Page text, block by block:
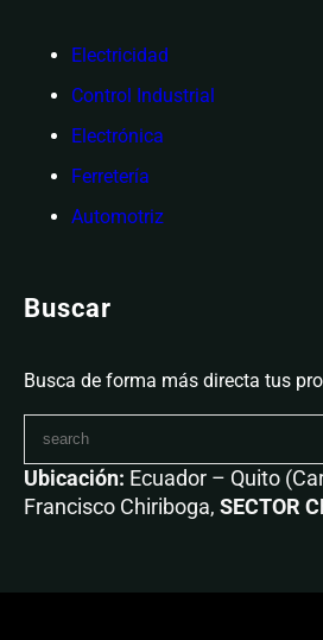
Electricidad
Control Industrial
Electrónica
Ferretería
Automotriz
Buscar
Busca de forma más directa tus
Ubicación: Ecuador – Quito
Francisco Chiriboga, SECTOR